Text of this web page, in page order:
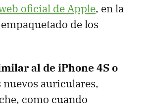
oficial de Apple, en la
de los
al de iPhone 4S o
auriculares,
como cuando